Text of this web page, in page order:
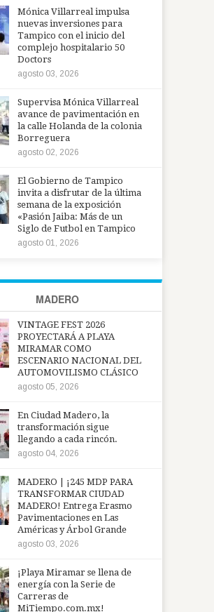
Mónica Villarreal impulsa
nuevas inversiones para
Tampico con el inicio del
complejo hospitalario 50
Doctors
agosto 03, 2026
Supervisa Mónica Villarreal
avance de pavimentación en
la calle Holanda de la colonia
Borreguera
agosto 02, 2026
El Gobierno de Tampico
invita a disfrutar de la última
semana de la exposición
«Pasión Jaiba: Más de un
Siglo de Futbol en Tampico
agosto 01, 2026
MADERO
VINTAGE FEST 2026
PROYECTARÁ A PLAYA
MIRAMAR COMO
ESCENARIO NACIONAL DEL
AUTOMOVILISMO CLÁSICO
agosto 05, 2026
En Ciudad Madero, la
transformación sigue
llegando a cada rincón.
agosto 04, 2026
MADERO | ¡245 MDP PARA
TRANSFORMAR CIUDAD
MADERO! Entrega Erasmo
Pavimentaciones en Las
Américas y Árbol Grande
agosto 03, 2026
¡Playa Miramar se llena de
energía con la Serie de
Carreras de
MiTiempo.com.mx!